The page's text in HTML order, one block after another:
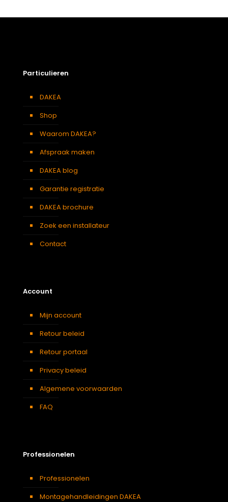
Particulieren
DAKEA
Shop
Waarom DAKEA?
Afspraak maken
DAKEA blog
Garantie registratie
DAKEA brochure
Zoek een installateur
Contact
Account
Mijn account
Retour beleid
Retour portaal
Privacy beleid
Algemene voorwaarden
FAQ
Professionelen
Professionelen
Montagehandleidingen DAKEA